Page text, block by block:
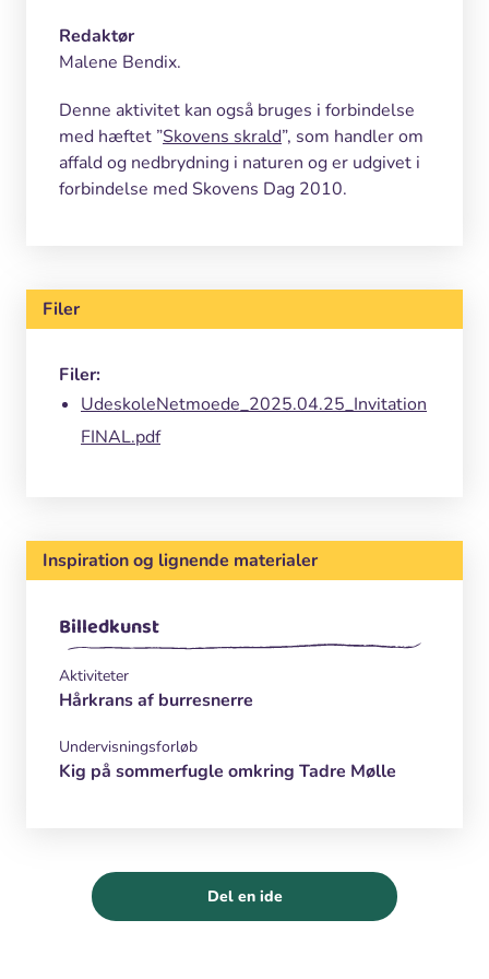
Redaktør
Malene Bendix.
Denne aktivitet kan også bruges i forbindelse
med hæftet ”Skovens skrald”, som handler om
affald og nedbrydning i naturen og er udgivet i
forbindelse med Skovens Dag 2010.
Filer
Filer:
UdeskoleNetmoede_2025.04.25_Invitation
FINAL.pdf
Inspiration og lignende materialer
Billedkunst
Aktiviteter
Hårkrans af burresnerre
Undervisningsforløb
Kig på sommerfugle omkring Tadre Mølle
Del en ide